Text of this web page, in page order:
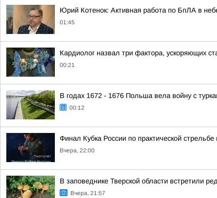
Юрий Котенок: Активная работа по БпЛА в
01:45
Кардиолог назвал три фактора, ускоряющих
00:21
В годах 1672 - 1676 Польша вела войну с
00:12
Финал Кубка России по практической
Вчера, 22:00
В заповеднике Тверской области встретили
Вчера, 21:57